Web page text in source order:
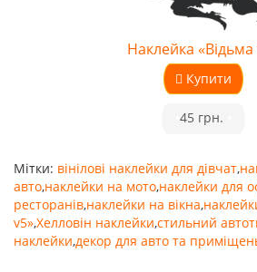
Наклейка «Відьма
Купити
45 грн.
Мітки: вінілові наклейки для дівчат,
авто,наклейки на мото,наклейки для
ресторанів,наклейки на вікна,
v5»,Хелловін наклейки,стильний
наклейки,декор для авто та